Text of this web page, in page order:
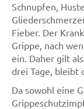
Schnupfen,
Fieber. Der
Grippe, nach
ein. Daher gilt
drei Tage, bleibt
Da sowohl eine